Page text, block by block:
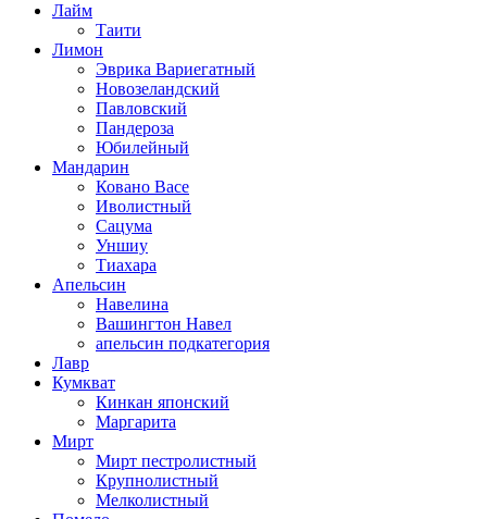
Лайм
Таити
Лимон
Эврика Вариегатный
Новозеландский
Павловский
Пандероза
Юбилейный
Мандарин
Ковано Васе
Иволистный
Сацума
Уншиу
Тиахара
Апельсин
Навелина
Вашингтон Навел
апельсин подкатегория
Лавр
Кумкват
Кинкан японский
Маргарита
Мирт
Мирт пестролистный
Крупнолистный
Мелколистный